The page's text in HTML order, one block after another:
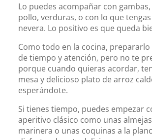
Lo puedes acompañar con
pollo, verduras, o con lo que
nevera. Lo positivo es que queda
Como todo en la cocina,
de tiempo y atención, pero no te
porque cuando quieras acordar,
mesa y delicioso plato de arroz
esperándote.
Si tienes tiempo, puedes empezar
aperitivo clásico como unas
marinera o unas coquinas a la